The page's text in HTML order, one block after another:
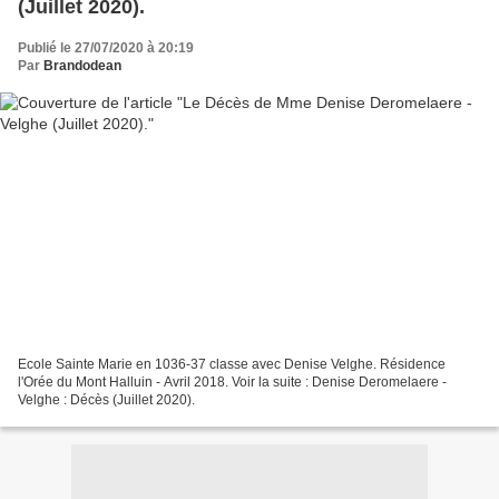
(Juillet 2020).
Publié le 27/07/2020 à 20:19
Par Brandodean
Ecole Sainte Marie en 1036-37 classe avec Denise Velghe. Résidence
l'Orée du Mont Halluin - Avril 2018. Voir la suite : Denise Deromelaere -
Velghe : Décès (Juillet 2020).